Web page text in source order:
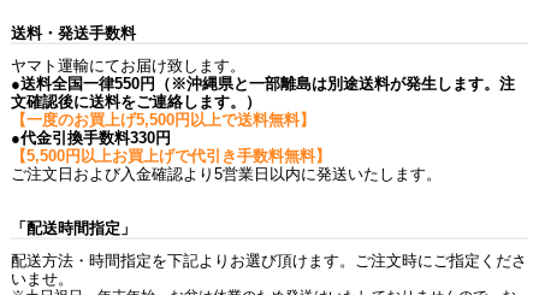
送料・発送手数料
ヤマト運輸にてお届け致します。
●送料全国一律550円（※沖縄県と一部離島は別途送料が発生します。注
文確認後に送料をご連絡します。）
【一度のお買上げ5,500円以上で送料無料】
●代金引換手数料330円
【5,500円以上お買上げで代引き手数料無料】
ご注文日および入金確認より5営業日以内に発送いたします。
「配送時間指定」
配送方法・時間指定を下記よりお選び頂けます。ご注文時にご指定くださ
いませ。